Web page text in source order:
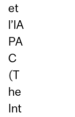
et
l’IA
PA
C
(T
he
Int